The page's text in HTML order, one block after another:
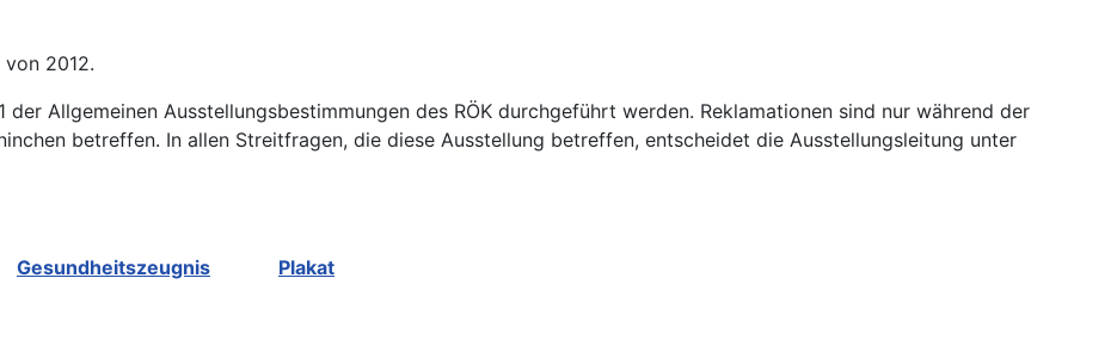
2012.
Allgemeinen Ausstellungsbestimmungen des RÖK durchgeführt werden. Reklamationen sind nur während der
betreffen. In allen Streitfragen, die diese Ausstellung betreffen, entscheidet die Ausstellungsleitung unter
Gesundheitszeugnis
Plakat